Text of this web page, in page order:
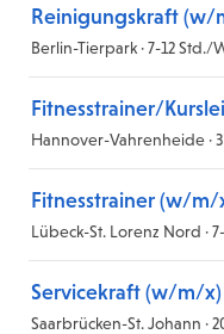
Reinigungskraft
Berlin-Tierpark · 7-12 Std./
Fitnesstrainer/
Hannover-Vahrenheide ·
Fitnesstrainer (w/
Lübeck-St. Lorenz Nord ·
Servicekraft (w/m/x)
Saarbrücken-St. Johann ·